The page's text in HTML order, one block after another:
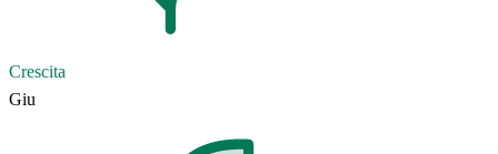
Crescita
Giu